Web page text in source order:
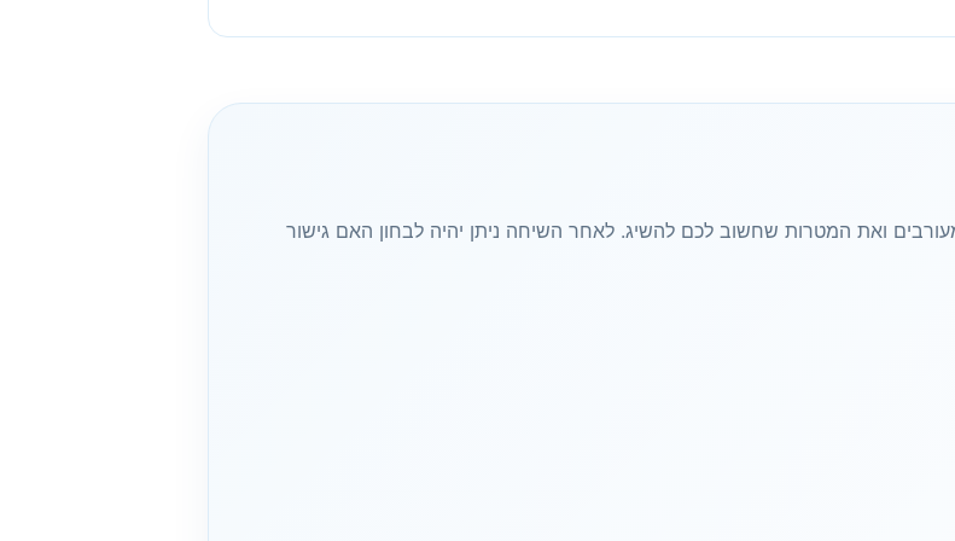
ואת המטרות שחשוב לכם להשיג. לאחר השיחה ניתן יהיה לבחון האם גישור